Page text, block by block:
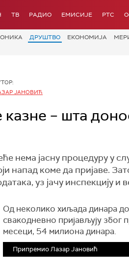
ТВ РАДИО ЕМИСИЈЕ РТС
ДРУШТВО ЕКОНОМИЈА
ЈАНОВИЋ
– шта
нема јасну процедуру у
напад коме да пријаве.
уз јачу инспекцију и
Од неколико хиљада динара
свакодневно пријављују због
месеци, 54 милиона динара.
Припремио Лазар Јановић